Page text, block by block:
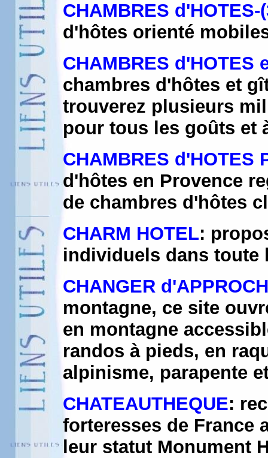
CHAMBRES d'HOTES-
d'hôtes orienté
CHAMBRES d'HOTES
chambres d'hôtes et
trouverez plusieurs
pour tous les goûts et
CHAMBRES d'HOTES
d'hôtes en Provence
de chambres d'hôtes
CHARM HOTEL:
individuels dans toute
CHANGER
montagne, ce site
en montagne
randos à pieds, en
alpinisme, parapente
CHATEAUTHEQUE:
forteresses de France
leur statut Monument